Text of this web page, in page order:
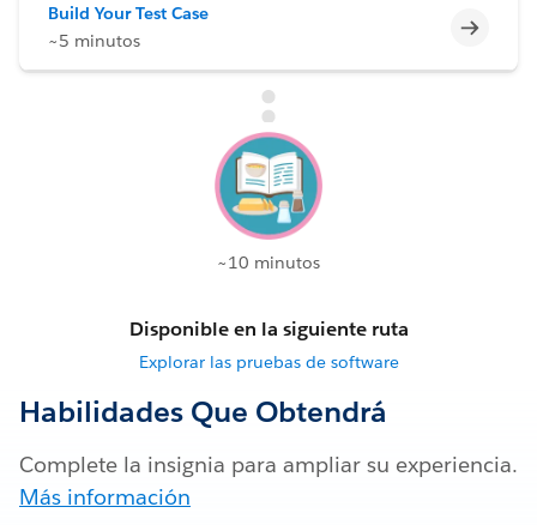
Build Your Test Case
~5 minutos
~10 minutos
Disponible en la siguiente ruta
Explorar las pruebas de software
Habilidades Que Obtendrá
Complete la insignia para ampliar su experiencia.
Más información